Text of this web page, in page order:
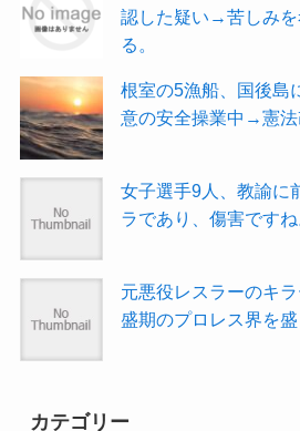
認した疑い→苦しみを
る。
根室の5漁船、国後
意の安全操業中→憲法
女子選手9人、教諭
ラであり、傷害ですね
元悪役レスラーのキ
盛期のプロレス界を
カテゴリー